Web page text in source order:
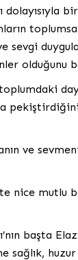
dolayısıyla
sevgi
olduğunu
ve
nice mutlu
başta
sağlık,